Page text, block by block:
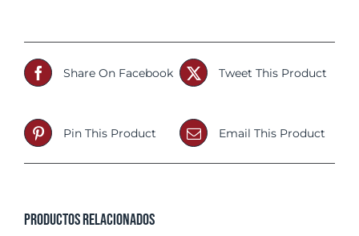
Share On Facebook Tweet This Product
Pin This Product Email This Product
Productos relacionados